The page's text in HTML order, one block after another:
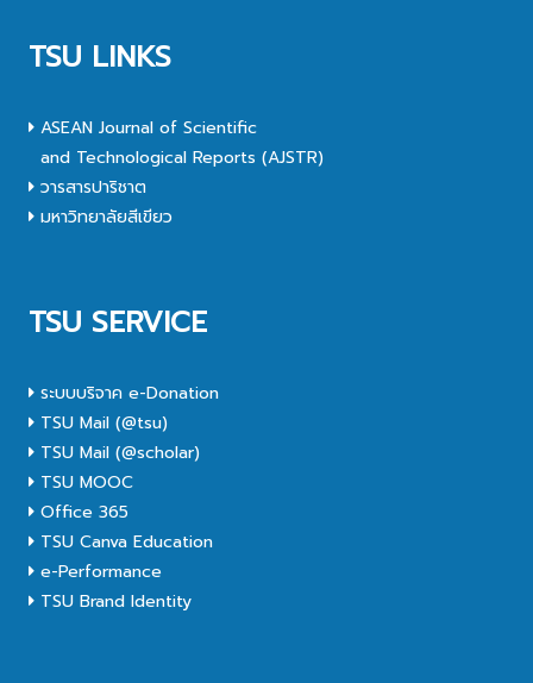
TSU LINKS
ASEAN Journal of Scientific
and Technological Reports (AJSTR)
วารสารปาริชาต
มหาวิทยาลัยสีเขียว
TSU SERVICE
ระบบบริจาค e-Donation
TSU Mail (@tsu)
TSU Mail (@scholar)
TSU MOOC
Office 365
TSU Canva Education
e-Performance
TSU Brand Identity